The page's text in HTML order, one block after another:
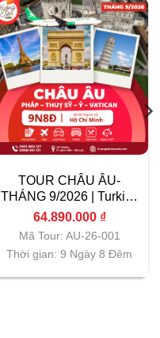
TOUR CHÂU ÂU-
THÁNG 9/2026 | Turkish
Airlines| TP.HCM
64.890.000 ₫
Mã Tour: AU-26-001
Thời gian: 9 Ngày 8 Đêm